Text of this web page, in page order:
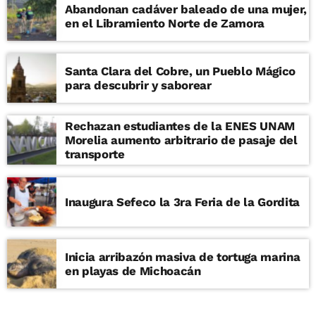
Abandonan cadáver baleado de una mujer,
en el Libramiento Norte de Zamora
Santa Clara del Cobre, un Pueblo Mágico
para descubrir y saborear
Rechazan estudiantes de la ENES UNAM
Morelia aumento arbitrario de pasaje del
transporte
Inaugura Sefeco la 3ra Feria de la Gordita
Inicia arribazón masiva de tortuga marina
en playas de Michoacán